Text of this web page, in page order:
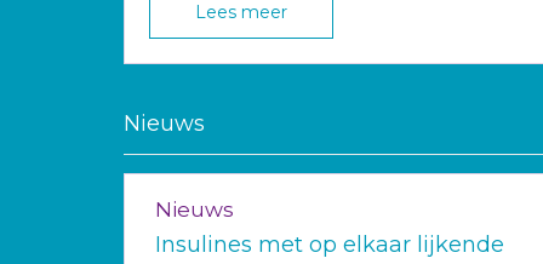
Lees meer
Nieuws
Nieuws
Insulines met op elkaar lijkende